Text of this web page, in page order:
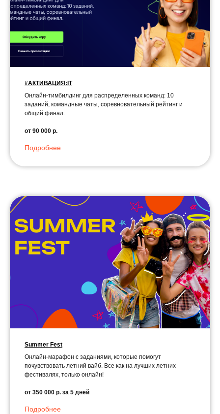
#АКТИВАЦИЯ:IT
Онлайн-тимбилдинг для распределенных команд: 10
заданий, командные чаты, соревновательный рейтинг и
общий финал.
от 90 000 р.
Подробнее
Summer Fest
Онлайн-марафон с заданиями, которые помогут
почувствовать летний вайб. Все как на лучших летних
фестивалях, только онлайн!
от 350 000 р. за 5 дней
Подробнее